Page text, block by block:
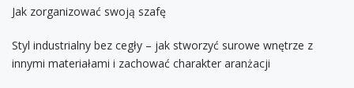
Jak zorganizować swoją szafę
Styl industrialny bez cegły – jak stworzyć surowe wnętrze z
innymi materiałami i zachować charakter aranżacji